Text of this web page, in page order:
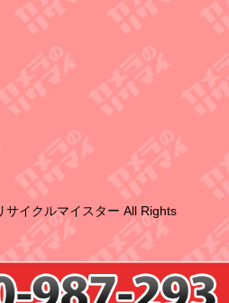
イクルマイスター All Rights